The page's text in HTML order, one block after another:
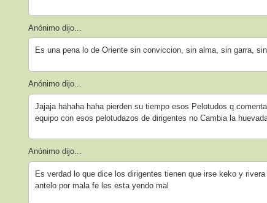
Anónimo dijo...
Es una pena lo de Oriente sin conviccion, sin alma, sin garra,
Anónimo dijo...
Jajaja hahaha haha pierden su tiempo esos Pelotudos q
equipo con esos pelotudazos de dirigentes no Cambia la
Anónimo dijo...
Es verdad lo que dice los dirigentes tienen que irse keko y
antelo por mala fe les esta yendo mal